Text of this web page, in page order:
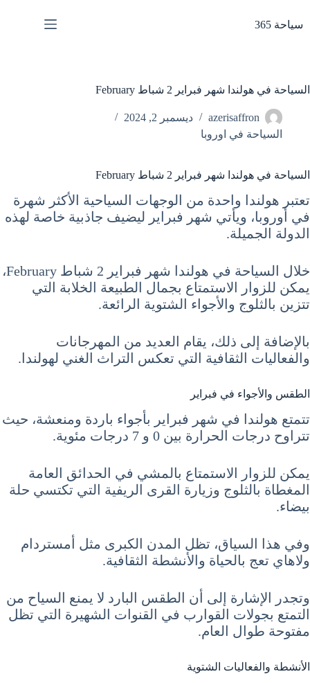
المحتوى
سياحة 365
السياحة في هولندا شهر فبراير 2 شباط February
azerisaffron
ديسمبر 2, 2024
السياحة في اوروبا
السياحة في هولندا شهر فبراير 2 شباط February
تعتبر هولندا واحدة من الوجهات السياحية الأكثر شهرة
في أوروبا، ويأتي شهر فبراير ليضيف جاذبية خاصة لهذه
الدولة الجميلة.
خلال السياحة في هولندا شهر فبراير 2 شباط February،
يمكن للزوار الاستمتاع بجمال الطبيعة الخلابة التي
تتزين بالثلوج والأجواء الشتوية الرائعة.
بالإضافة إلى ذلك، يقام العديد من المهرجانات
والفعاليات الثقافية التي تعكس التراث الغني لهولندا.
الطقس والأجواء في فبراير
تتمتع هولندا في شهر فبراير بأجواء باردة ومنعشة، حيث
تتراوح درجات الحرارة بين 0 و 7 درجات مئوية.
يمكن للزوار الاستمتاع بالمشي في الحدائق العامة
المغطاة بالثلوج وزيارة القرى الريفية التي تكتسي حلة
بيضاء.
وفي هذا السياق، تظل المدن الكبرى مثل أمستردام
ولاهاي تعج بالحياة والأنشطة الثقافية.
وتجدر الإشارة إلى أن الطقس البارد لا يمنع السياح من
التمتع بجولات القوارب في القنوات الشهيرة التي تظل
مفتوحة طوال العام.
الأنشطة والفعاليات الشتوية